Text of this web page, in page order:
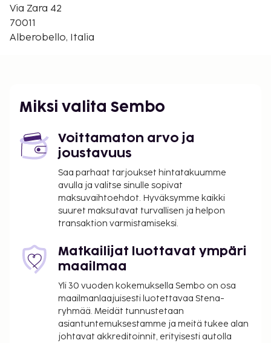
mukaan)
Tässä on mainittu kaikki majoituspaikan meille
henkilöä)
Siivous on saatavilla lisämaksusta, joka
mukaan.
Yllä oleva luettelo ei ehkä kata kaikkea. Maksut ja
takuumaksut eivät välttämättä sisällä veroja, ja ne
saattavat muuttua.
Kaikkien asiakkaiden, myös lasten, tulee olla
läsnä sisäänkirjautumisen yhteydessä, ja heidän
tulee näyttää virallinen kuvallinen
henkilöllisyystodistus tai passi.
Kansallisten määräysten vuoksi käteismaksut
eivät voi ylittää 5000 EUR:n suuruista summaa
tässä majoituspaikassa. Saat lisätietoja asiasta
ottamalla yhteyttä majoituspaikkaan
varausvahvistuksessa olevien tietojen avulla.
Via Zara 42
70011
Alberobello, Italia
Miksi valita Sembo
Voittamaton arvo ja
joustavuus
Saa parhaat tarjoukset hintatakuumme
avulla ja valitse sinulle sopivat
maksuvaihtoehdot. Hyväksymme kaikki
suuret maksutavat turvallisen ja helpon
transaktion varmistamiseksi.
Matkailijat luottavat ympäri
maailmaa
Yli 30 vuoden kokemuksella Sembo on osa
maailmanlaajuisesti luotettavaa Stena-
ryhmää. Meidät tunnustetaan
asiantuntemuksestamme ja meitä tukee alan
johtavat akkreditoinnit, erityisesti autolla